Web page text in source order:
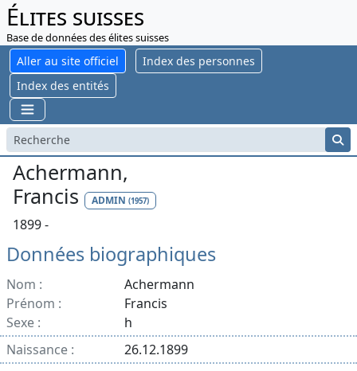
Élites suisses
Base de données des élites suisses
Aller au site officiel
Index des personnes
Index des entités
Achermann,
Francis
ADMIN (1957)
1899 -
Données biographiques
Nom :
Achermann
Prénom :
Francis
Sexe :
h
Naissance :
26.12.1899